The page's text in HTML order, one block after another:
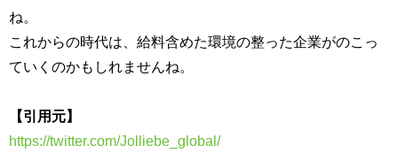
ね。
これからの時代は、給料含めた環境の整った企業がのこっ
ていくのかもしれませんね。
【引用元】
https://twitter.com/Jolliebe_global/